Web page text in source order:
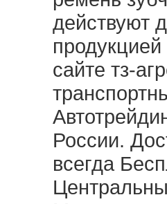
действуют
сайте тз-
России.
всегда